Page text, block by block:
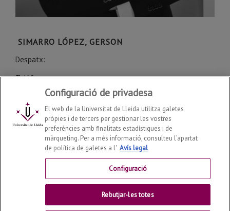
SIMARRO LÓPEZ, GERSON
Despatx:
Telèfon:
gerson.simarro@udl.cat
2026© | Telf: +34 973 70 33 41
Contactar
Configuració de privadesa
El web de la Universitat de Lleida utilitza galetes
pròpies i de tercers per gestionar les vostres
preferències amb finalitats estadístiques i de
màrqueting. Per a més informació, consulteu l’apartat
de política de galetes a l' Avís legal
Configuració
Rebutjar-les totes